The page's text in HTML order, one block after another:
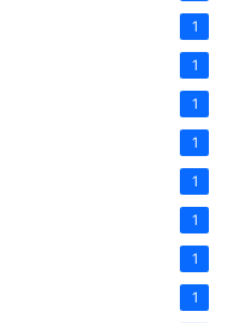
1
1
1
1
1
1
1
1